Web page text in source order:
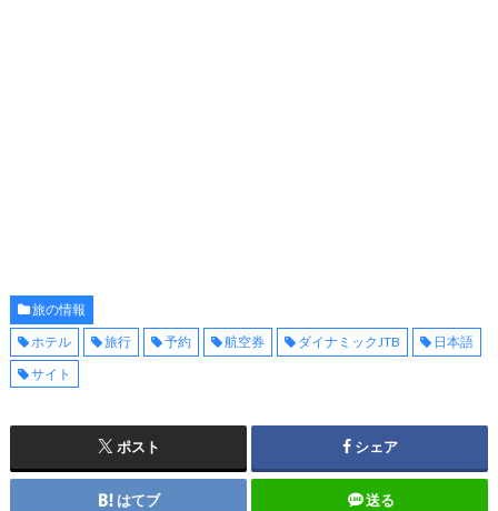
旅の情報
ホテル
旅行 予約 航空券 ダイナミックJTB
日本語
サイト
ポスト シェア
はてブ 送る